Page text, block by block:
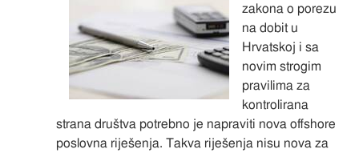
zakona o porezu
na dobit u
Hrvatskoj i sa
novim strogim
pravilima za
kontrolirana
strana društva potrebno je napraviti nova offshore
poslovna riješenja. Takva riješenja nisu nova za